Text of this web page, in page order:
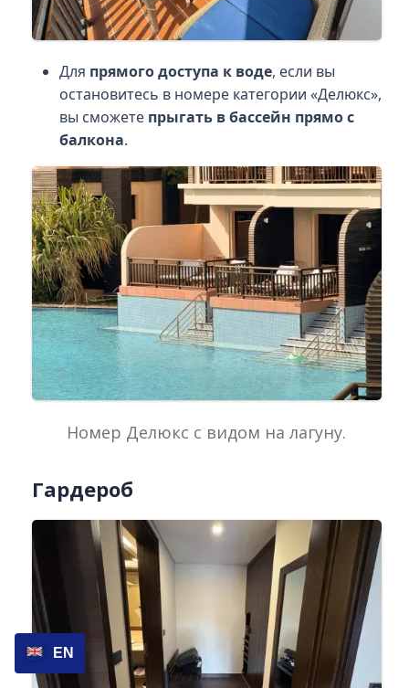
Для прямого доступа к воде, если вы
остановитесь в номере категории «Делюкс»,
вы сможете прыгать в бассейн прямо с
балкона.
Номер Делюкс с видом на лагуну.
Гардероб
EN